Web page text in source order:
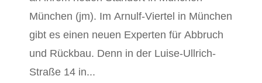
München (jm). Im Arnulf-Viertel in München
gibt es einen neuen Experten für Abbruch
und Rückbau. Denn in der Luise-Ullrich-
Straße 14 in...